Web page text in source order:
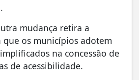
mudança retira a
que os municípios adotem
na concessão de
de acessibilidade.